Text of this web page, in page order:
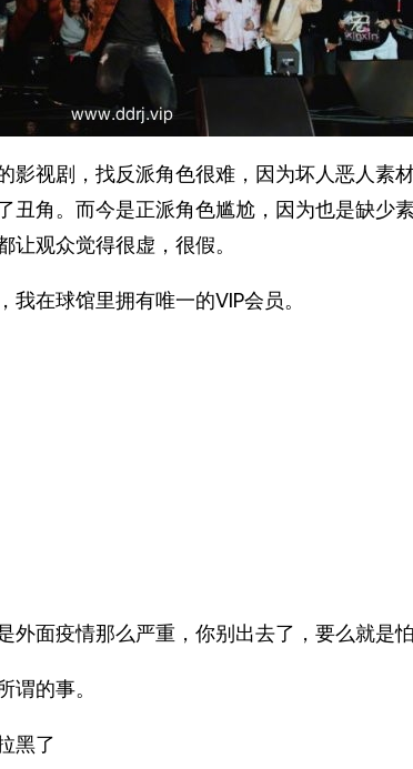
影视剧，找反派角色很难，因为坏人恶人素
丑角。而今是正派角色尴尬，因为也是缺少
观众觉得很虚，很假。
在球馆里拥有唯一的VIP会员。
面疫情那么严重，你别出去了，要么就是怕
的事。
黑了